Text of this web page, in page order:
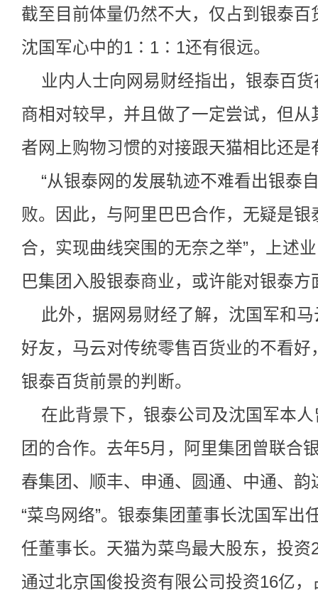
截至目前体量仍然不大，仅占到银泰
沈国军心中的1∶1∶1还有很远。
业内人士向网易财经指出，银泰百
商相对较早，并且做了一定尝试，但
者网上购物习惯的对接跟天猫相比还是
“从银泰网的发展轨迹不难看出银泰
败。因此，与阿里巴巴合作，无疑是
合，实现曲线突围的无奈之举”，上述
巴集团入股银泰商业，或许能对银泰方
此外，据网易财经了解，沈国军和
好友，马云对传统零售百货业的不看
银泰百货前景的判断。
在此背景下，银泰公司及沈国军本
团的合作。去年5月，阿里集团曾联合
春集团、顺丰、申通、圆通、中通、
“菜鸟网络”。银泰集团董事长沈国军出
任董事长。天猫为菜鸟最大股东，投资
通过北京国俊投资有限公司投资16亿，